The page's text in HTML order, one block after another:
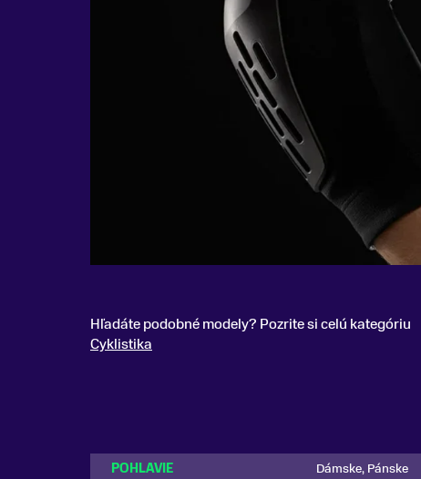
Hľadáte podobné modely? Pozrite si celú kategóriu
Cyklistika
POHLAVIE Dámske, Pánske